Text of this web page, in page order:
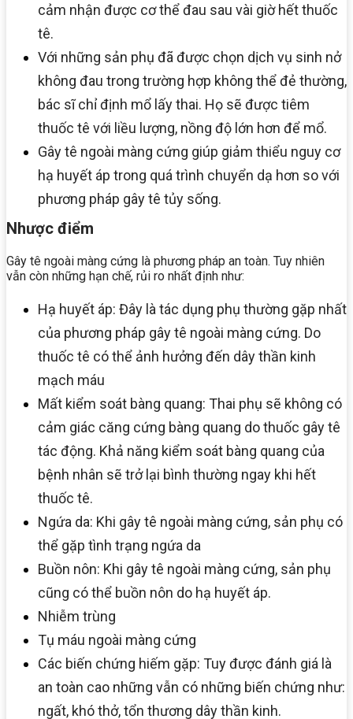
cảm nhận được cơ thể đau sau vài giờ hết thuốc
tê.
Với những sản phụ đã được chọn dịch vụ sinh nở
không đau trong trường hợp không thể đẻ thường,
bác sĩ chỉ định mổ lấy thai. Họ sẽ được tiêm
thuốc tê với liều lượng, nồng độ lớn hơn để mổ.
Gây tê ngoài màng cứng giúp giảm thiểu nguy cơ
hạ huyết áp trong quá trình chuyển dạ hơn so với
phương pháp gây tê tủy sống.
Nhược điểm
Gây tê ngoài màng cứng là phương pháp an toàn. Tuy nhiên
vẫn còn những hạn chế, rủi ro nhất định như:
Hạ huyết áp: Đây là tác dụng phụ thường gặp nhất
của phương pháp gây tê ngoài màng cứng. Do
thuốc tê có thể ảnh hưởng đến dây thần kinh
mạch máu
Mất kiểm soát bàng quang: Thai phụ sẽ không có
cảm giác căng cứng bàng quang do thuốc gây tê
tác động. Khả năng kiểm soát bàng quang của
bệnh nhân sẽ trở lại bình thường ngay khi hết
thuốc tê.
Ngứa da: Khi gây tê ngoài màng cứng, sản phụ có
thể gặp tình trạng ngứa da
Buồn nôn: Khi gây tê ngoài màng cứng, sản phụ
cũng có thể buồn nôn do hạ huyết áp.
Nhiễm trùng
Tụ máu ngoài màng cứng
Các biến chứng hiếm gặp: Tuy được đánh giá là
an toàn cao những vẫn có những biến chứng như:
ngất, khó thở, tổn thương dây thần kinh.